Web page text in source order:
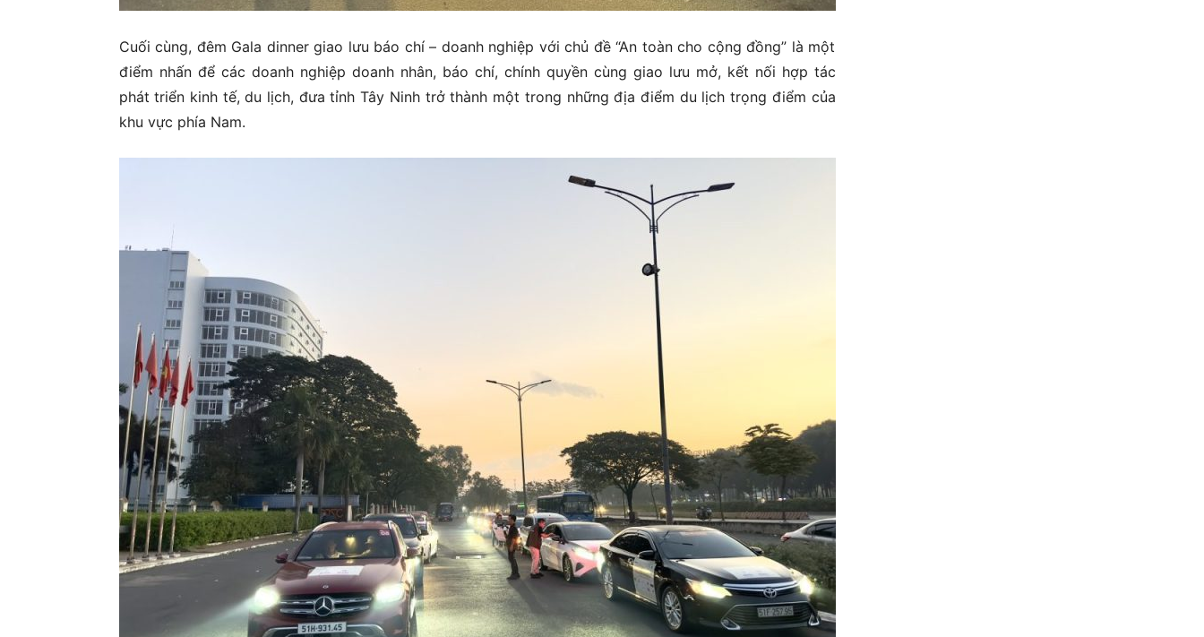
Cuối cùng, đêm Gala dinner giao lưu báo chí – doanh nghiệp với chủ đề “An toàn cho cộng đồng” là một
điểm nhấn để các doanh nghiệp doanh nhân, báo chí, chính quyền cùng giao lưu mở, kết nối hợp tác
phát triển kinh tế, du lịch, đưa tỉnh Tây Ninh trở thành một trong những địa điểm du lịch trọng điểm của
khu vực phía Nam.